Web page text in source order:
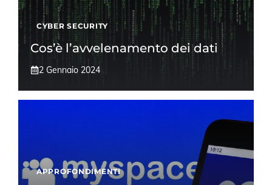
CYBER SECURITY
Cos’è l’avvelenamento dei dati
2 Gennaio 2024
APPROFONDIMENTI